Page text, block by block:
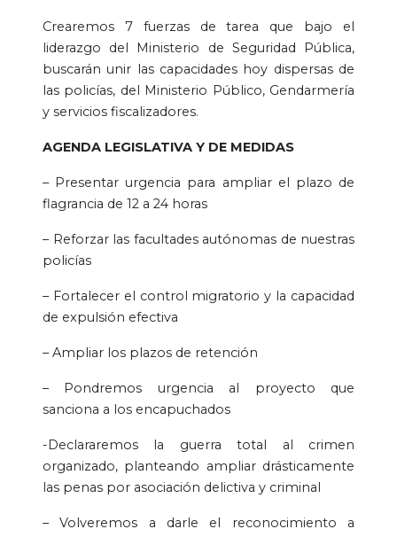
Crearemos 7 fuerzas de tarea que bajo el
liderazgo del Ministerio de Seguridad Pública,
buscarán unir las capacidades hoy dispersas de
las policías, del Ministerio Público, Gendarmería
y servicios fiscalizadores.
AGENDA LEGISLATIVA Y DE MEDIDAS
– Presentar urgencia para ampliar el plazo de
flagrancia de 12 a 24 horas
– Reforzar las facultades autónomas de nuestras
policías
– Fortalecer el control migratorio y la capacidad
de expulsión efectiva
– Ampliar los plazos de retención
– Pondremos urgencia al proyecto que
sanciona a los encapuchados
-Declararemos la guerra total al crimen
organizado, planteando ampliar drásticamente
las penas por asociación delictiva y criminal
– Volveremos a darle el reconocimiento a